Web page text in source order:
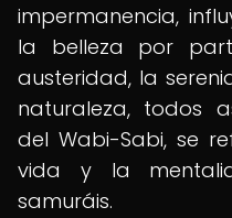
impermanencia,
la belleza por
austeridad, la
naturaleza, todos
del Wabi-Sabi, se
vida y la
samuráis.